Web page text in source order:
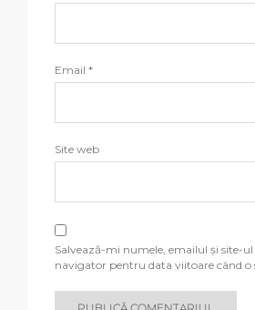
Email *
Site web
Salvează-mi numele, emailul și site-ul
navigator pentru data viitoare când o